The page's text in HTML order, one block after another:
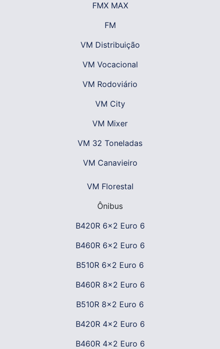
FMX MAX
FM
VM Distribuição
VM Vocacional
VM Rodoviário
VM City
VM Mixer
VM 32 Toneladas
VM Canavieiro
VM Florestal
Ônibus
B420R 6x2 Euro 6
B460R 6x2 Euro 6
B510R 6x2 Euro 6
B460R 8x2 Euro 6
B510R 8x2 Euro 6
B420R 4x2 Euro 6
B460R 4x2 Euro 6